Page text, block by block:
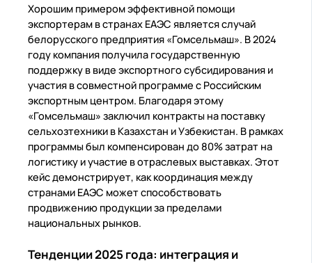
Хорошим примером эффективной помощи
экспортерам в странах ЕАЭС является случай
белорусского предприятия «Гомсельмаш». В 2024
году компания получила государственную
поддержку в виде экспортного субсидирования и
участия в совместной программе с Российским
экспортным центром. Благодаря этому
«Гомсельмаш» заключил контракты на поставку
сельхозтехники в Казахстан и Узбекистан. В рамках
программы был компенсирован до 80% затрат на
логистику и участие в отраслевых выставках. Этот
кейс демонстрирует, как координация между
странами ЕАЭС может способствовать
продвижению продукции за пределами
национальных рынков.
Тенденции 2025 года: интеграция и